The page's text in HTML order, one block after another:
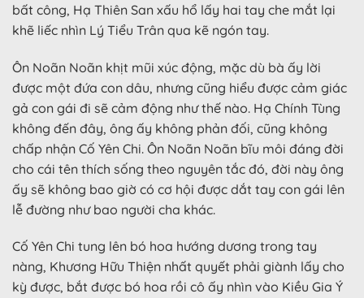
bất công, Hạ Thiên San xấu hổ lấy hai tay che mắt lại
khẽ liếc nhìn Lý Tiểu Trân qua kẽ ngón tay.
Ôn Noãn Noãn khịt mũi xúc động, mặc dù bà ấy lời
được một đứa con dâu, nhưng cũng hiểu được cảm giác
gả con gái đi sẽ cảm động như thế nào. Hạ Chính Tùng
không đến đây, ông ấy không phản đối, cũng không
chấp nhận Cố Yên Chi. Ôn Noãn Noãn bĩu môi đáng đời
cho cái tên thích sống theo nguyên tắc đó, đời này ông
ấy sẽ không bao giờ có cơ hội được dắt tay con gái lên
lễ đường như bao người cha khác.
Cố Yên Chi tung lên bó hoa hướng dương trong tay
nàng, Khương Hữu Thiện nhất quyết phải giành lấy cho
kỳ được, bắt được bó hoa rồi cô ấy nhìn vào Kiều Gia Ý